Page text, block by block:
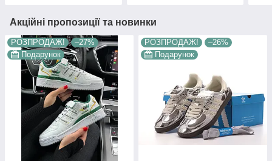
Акційні пропозиції та новинки
РОЗПРОДАЖ!
–27%
Подарунок
РОЗПРОДАЖ!
–26%
Подарунок